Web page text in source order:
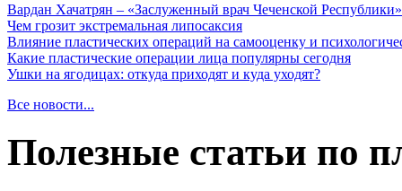
Вардан Хачатрян – «Заслуженный врач Чеченской Республики»
Чем грозит экстремальная липосаксия
Влияние пластических операций на самооценку и
Какие пластические операции лица популярны сегодня
Ушки на ягодицах: откуда приходят и куда уходят?
Все новости...
Полезные статьи по